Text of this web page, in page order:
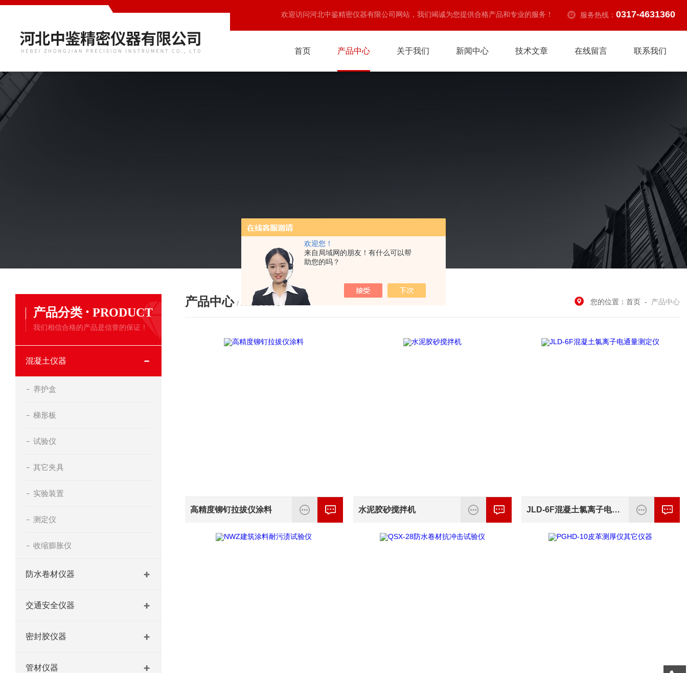
欢迎您！
来自局域网的朋友！有什么可以帮
助您的吗？
欢迎访问河北中鉴精密仪器有限公司网站，我们竭诚为您提供合格产品和专业的服务！ 服务热线： 0317-4631360
首页 产品中心 关于我们 新闻中心 技术文章 在线留言 联系我们
产品分类 · PRODUCT
我们相信合格的产品是信誉的保证！
混凝土仪器
养护盒
梯形板
试验仪
其它夹具
实验装置
测定仪
收缩膨胀仪
防水卷材仪器
交通安全仪器
密封胶仪器
管材仪器
产品中心 / PRODUCTS 您的位置： 首页 - 产品中心
高精度铆钉拉拔仪涂料 水泥胶砂搅拌机 JLD-6F混凝土氯离子电通量测定仪